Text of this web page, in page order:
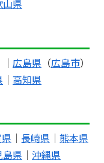
県
広島県 （広島市）
｜ 高知県
｜ 長崎県 ｜ 熊本県
県 ｜ 沖縄県